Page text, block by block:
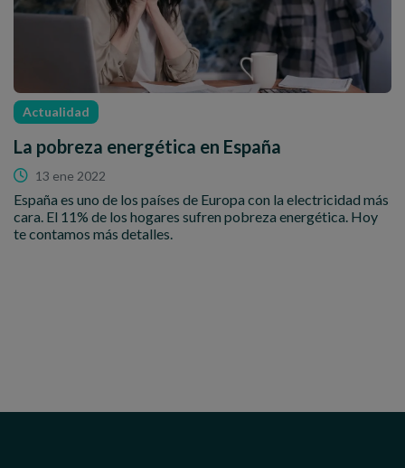
Actualidad
La pobreza energética en España
13 ene 2022
España es uno de los países de Europa con la electricidad más
cara. El 11% de los hogares sufren pobreza energética. Hoy
te contamos más detalles.